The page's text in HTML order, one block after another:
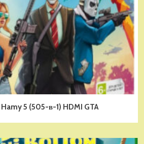
5 (505-в-1) HDMI GTA